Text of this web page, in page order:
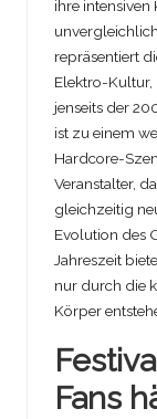
ihre
repräsentiert
Elektro-Kultur,
jenseits der
ist zu einem
Hardcore-
Veranstalter,
gleichzeitig
Evolution des
Jahreszeit
nur durch die
Körper
Fans